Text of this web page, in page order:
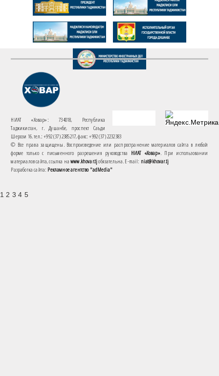
НИАТ «Ховар»: 734018, Республика
Таджикистан, г. Душанбе, проспект Саъди
Шерози 16. тел.: +992 (37) 2385217, факс: +992 (37) 2232383
© Все права защищены. Воспроизведение или распространение материалов сайта в любой
форме только с письменного разрешения руководства НИАТ «Ховар». При использовании
материалов сайта, ссылка наwww.khovar.tjобязательна. E-mail: niat@khovar.tj
Разработка сайта: Рекламное агентство "adMedia"
1 2 3 4 5